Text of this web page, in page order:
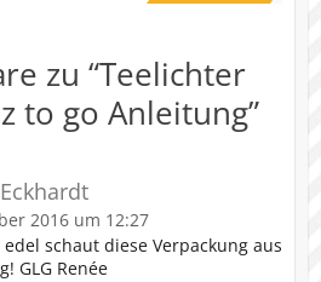
zu “Teelichter
to go Anleitung”
2016 um 12:27
schaut diese Verpackung aus
GLG Renée